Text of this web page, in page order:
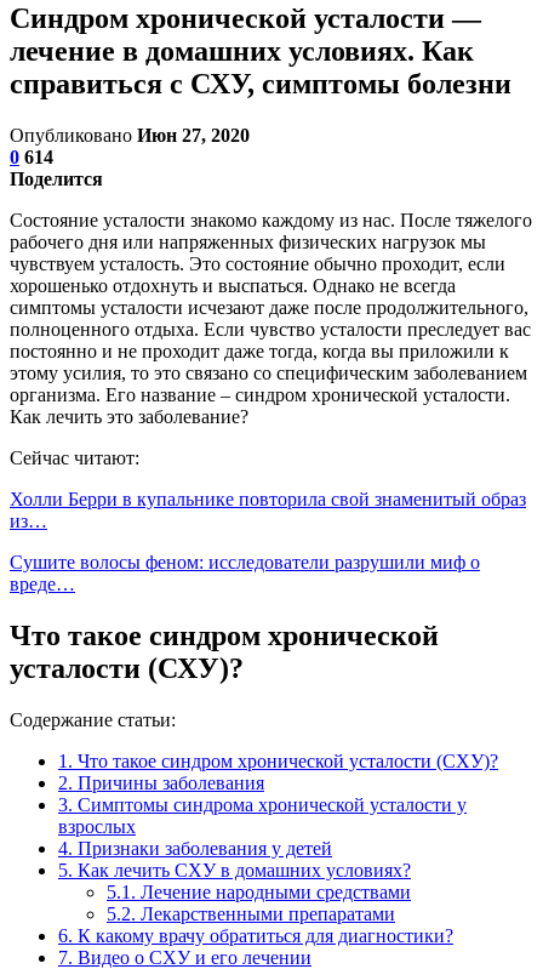
Синдром хронической усталости —
лечение в домашних условиях. Как
справиться с СХУ, симптомы болезни
Опубликовано Июн 27, 2020
0 614
Поделится
Состояние усталости знакомо каждому из нас. После тяжелого
рабочего дня или напряженных физических нагрузок мы
чувствуем усталость. Это состояние обычно проходит, если
хорошенько отдохнуть и выспаться. Однако не всегда
симптомы усталости исчезают даже после продолжительного,
полноценного отдыха. Если чувство усталости преследует вас
постоянно и не проходит даже тогда, когда вы приложили к
этому усилия, то это связано со специфическим заболеванием
организма. Его название – синдром хронической усталости.
Как лечить это заболевание?
Сейчас читают:
Холли Берри в купальнике повторила свой знаменитый образ
из…
Сушите волосы феном: исследователи разрушили миф о
вреде…
Что такое синдром хронической
усталости (СХУ)?
Содержание статьи:
1. Что такое синдром хронической усталости (СХУ)?
2. Причины заболевания
3. Симптомы синдрома хронической усталости у
взрослых
4. Признаки заболевания у детей
5. Как лечить СХУ в домашних условиях?
5.1. Лечение народными средствами
5.2. Лекарственными препаратами
6. К какому врачу обратиться для диагностики?
7. Видео о СХУ и его лечении